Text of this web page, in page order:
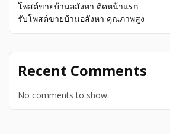
โพสต์ขายบ้านอสังหา ติดหน้าแรก
รับโพสต์ขายบ้านอสังหา คุณภาพสูง
Recent Comments
No comments to show.